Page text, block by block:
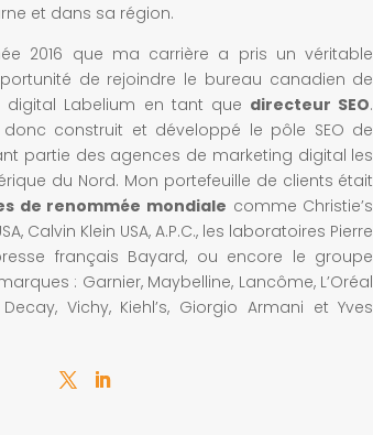
et dans sa région.
2016 que ma carrière a pris un véritable
de rejoindre le bureau canadien de
digital Labelium en tant que directeur SEO.
donc construit et développé le pôle SEO de
partie des agences de marketing digital les
du Nord. Mon portefeuille de clients était
de renommée mondiale comme Christie’s
Calvin Klein USA, A.P.C., les laboratoires Pierre
français Bayard, ou encore le groupe
: Garnier, Maybelline, Lancôme, L’Oréal
Vichy, Kiehl’s, Giorgio Armani et Yves